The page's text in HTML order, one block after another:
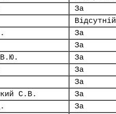
За
Відсутній
За
За
В.Ю.
За
За
За
С.В.
За
За